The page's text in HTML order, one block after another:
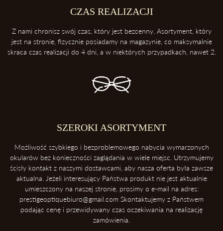
Etui ochroni twoje okulary przed uderzeniami oraz kurzem.
Dzięki temu ochronisz soczewki przed porysowaniem.
4. Unikaj kontaktu z wysokimi temperaturami
źródeł ciepła takich, jak deska rozdzielcza samochodu. Soczewki
5. Ściąganie okularów
CZAS REALIZACJI
Z nami chronisz swój czas, który jest bezcenny. Asortyment, który
jest na stronie, fizycznie posiadamy na magazynie, co maksymalnie
skraca czas realizacji do 4 dni, a w niektórych przypadkach, nawet 2.
SZEROKI ASORTYMENT
Możliwość szybkiego i bezproblemowego nabycia wymarzonych
okularów bez konieczności zaglądania w wiele miejsc. Utrzymujemy
ścisły kontakt z naszymi dostawcami, aby nasza oferta była zawsze
aktualna. Jeżeli interesujący Państwa produkt nie jest aktualnie
umieszczony na naszej stronie, prosimy o e-mail na adres:
prestigeoptiquebiuro@gmail.com Skontaktujemy z Państwem
podając cenę i przewidywany czas oczekiwania na realizację
zamówienia.